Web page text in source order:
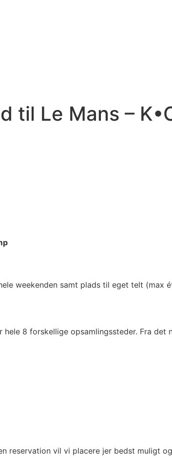
til Le Mans –
weekenden samt plads til eget telt
8 forskellige opsamlingssteder. Fra
reservation vil vi placere jer bedst muligt